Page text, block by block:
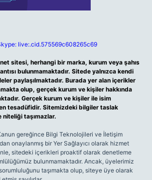
live:.cid.575569c608265c69
sitesi, herhangi bir marka, kurum veya şahıs
bulunmamaktadır. Sitede yalnızca kendi
paylaşılmaktadır. Burada yer alan içerikler
olup, gerçek kurum ve kişiler hakkında
Gerçek kurum ve kişiler ile isim
tesadüfidir. Sitemizdeki bilgiler taslak
taşımazlar.
gereğince Bilgi Teknolojileri ve İletişim
onaylanmış bir Yer Sağlayıcı olarak hizmet
sitedeki içerikleri proaktif olarak denetleme
bulunmamaktadır. Ancak, üyelerimiz
taşımakta olup, siteye üye olarak